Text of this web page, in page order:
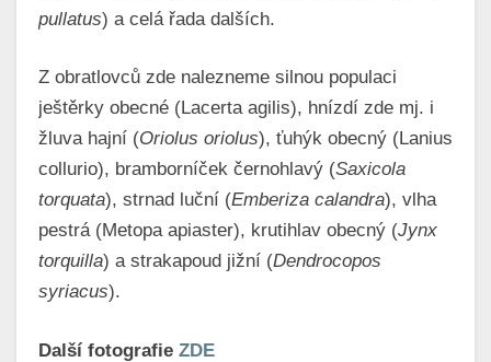
pullatus) a celá řada dalších.
Z obratlovců zde nalezneme silnou populaci
ještěrky obecné (Lacerta agilis), hnízdí zde mj. i
žluva hajní (Oriolus oriolus), ťuhýk obecný (Lanius
collurio), bramborníček černohlavý (Saxicola
torquata), strnad luční (Emberiza calandra), vlha
pestrá (Metopa apiaster), krutihlav obecný (Jynx
torquilla) a strakapoud jižní (Dendrocopos
syriacus).
Další fotografie ZDE